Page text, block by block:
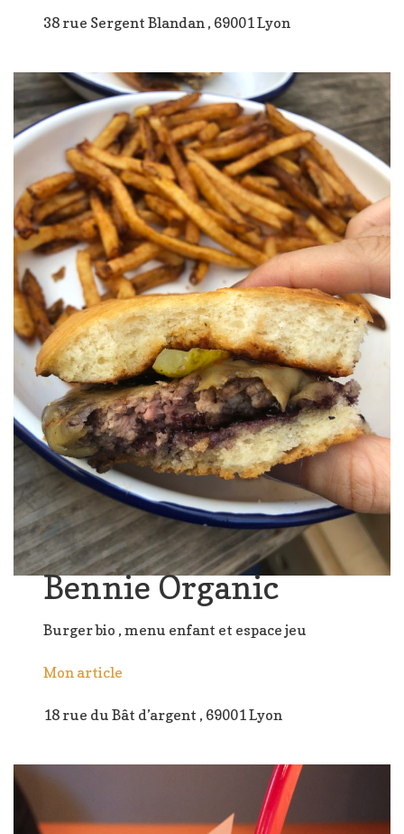
38 rue Sergent Blandan , 69001 Lyon
Bennie Organic
Burger bio , menu enfant et espace jeu
Mon article
18 rue du Bât d’argent , 69001 Lyon